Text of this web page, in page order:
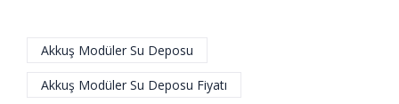
Akkuş Modüler Su Deposu
Akkuş Modüler Su Deposu Fiyatı